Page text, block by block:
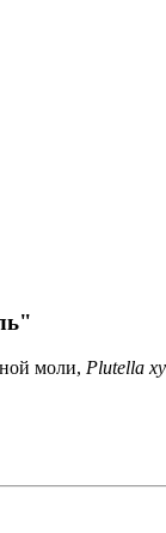
моли, Plutella